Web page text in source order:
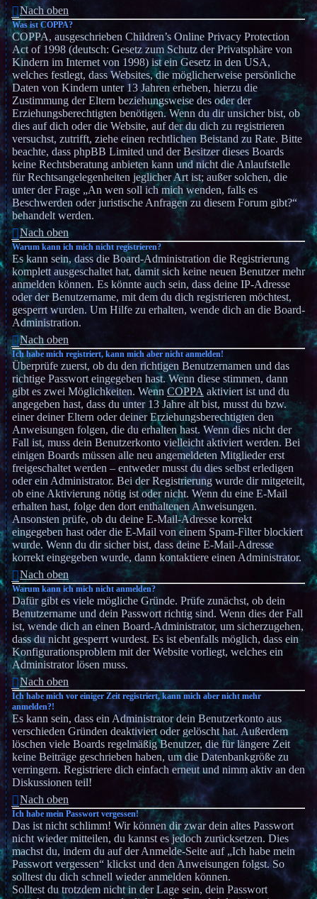
Nach oben
Was ist COPPA?
COPPA, ausgeschrieben Children’s Online Privacy Protection
Act of 1998 (deutsch: Gesetz zum Schutz der Privatsphäre von
Kindern im Internet von 1998) ist ein Gesetz in den USA,
welches festlegt, dass Websites, die möglicherweise persönliche
Daten von Kindern unter 13 Jahren erheben, hierzu die
Zustimmung der Eltern beziehungsweise des oder der
Erziehungsberechtigten benötigen. Wenn du dir unsicher bist, ob
dies auf dich oder die Website, auf der du dich zu registrieren
versuchst, zutrifft, ziehe einen rechtlichen Beistand zu Rate. Bitte
beachte, dass phpBB Limited und der Besitzer dieses Boards
keine Rechtsberatung anbieten kann und nicht die Anlaufstelle
für Rechtsangelegenheiten jeglicher Art ist; außer solchen, die
unter der Frage „An wen soll ich mich wenden, falls es
Beschwerden oder juristische Anfragen zu diesem Forum gibt?“
behandelt werden.
Nach oben
Warum kann ich mich nicht registrieren?
Es kann sein, dass die Board-Administration die Registrierung
komplett ausgeschaltet hat, damit sich keine neuen Benutzer mehr
anmelden können. Es könnte auch sein, dass deine IP-Adresse
oder der Benutzername, mit dem du dich registrieren möchtest,
gesperrt wurden. Um Hilfe zu erhalten, wende dich an die Board-
Administration.
Nach oben
Ich habe mich registriert, kann mich aber nicht anmelden!
Überprüfe zuerst, ob du den richtigen Benutzernamen und das
richtige Passwort eingegeben hast. Wenn diese stimmen, dann
gibt es zwei Möglichkeiten. Wenn COPPA aktiviert ist und du
angegeben hast, dass du unter 13 Jahre alt bist, musst du bzw.
einer deiner Eltern oder deiner Erziehungsberechtigten den
Anweisungen folgen, die du erhalten hast. Wenn dies nicht der
Fall ist, muss dein Benutzerkonto vielleicht aktiviert werden. Bei
einigen Boards müssen alle neu angemeldeten Mitglieder erst
freigeschaltet werden – entweder musst du dies selbst erledigen
oder ein Administrator. Bei der Registrierung wurde dir mitgeteilt,
ob eine Aktivierung nötig ist oder nicht. Wenn du eine E-Mail
erhalten hast, folge den dort enthaltenen Anweisungen.
Ansonsten prüfe, ob du deine E-Mail-Adresse korrekt
eingegeben hast oder die E-Mail von einem Spam-Filter blockiert
wurde. Wenn du dir sicher bist, dass deine E-Mail-Adresse
korrekt eingegeben wurde, dann kontaktiere einen Administrator.
Nach oben
Warum kann ich mich nicht anmelden?
Dafür gibt es viele mögliche Gründe. Prüfe zunächst, ob dein
Benutzername und dein Passwort richtig sind. Wenn dies der Fall
ist, wende dich an einen Board-Administrator, um sicherzugehen,
dass du nicht gesperrt wurdest. Es ist ebenfalls möglich, dass ein
Konfigurationsproblem mit der Website vorliegt, welches ein
Administrator lösen muss.
Nach oben
Ich habe mich vor einiger Zeit registriert, kann mich aber nicht mehr
anmelden?!
Es kann sein, dass ein Administrator dein Benutzerkonto aus
verschieden Gründen deaktiviert oder gelöscht hat. Außerdem
löschen viele Boards regelmäßig Benutzer, die für längere Zeit
keine Beiträge geschrieben haben, um die Datenbankgröße zu
verringern. Registriere dich einfach erneut und nimm aktiv an den
Diskussionen teil!
Nach oben
Ich habe mein Passwort vergessen!
Das ist nicht schlimm! Wir können dir zwar dein altes Passwort
nicht wieder mitteilen, du kannst es jedoch zurücksetzen. Dies
machst du, indem du auf der Anmelde-Seite auf „Ich habe mein
Passwort vergessen“ klickst und den Anweisungen folgst. So
solltest du dich schnell wieder anmelden können.
Solltest du trotzdem nicht in der Lage sein, dein Passwort